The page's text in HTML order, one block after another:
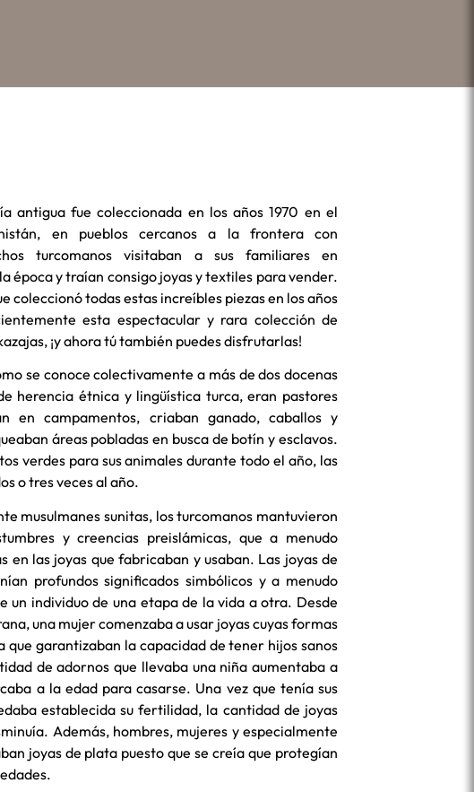
antigua fue coleccionada en los años 1970 en el
en pueblos cercanos a la frontera con
turcomanos visitaban a sus familiares en
época y traían consigo joyas y textiles para vender.
coleccionó todas estas increíbles piezas en los años
esta espectacular y rara colección de
¡y ahora tú también puedes disfrutarlas!
se conoce colectivamente a más de dos docenas
herencia étnica y lingüística turca, eran pastores
en campamentos, criaban ganado, caballos y
áreas pobladas en busca de botín y esclavos.
verdes para sus animales durante todo el año, las
o tres veces al año.
musulmanes sunitas, los turcomanos mantuvieron
y creencias preislámicas, que a menudo
en las joyas que fabricaban y usaban. Las joyas de
profundos significados simbólicos y a menudo
un individuo de una etapa de la vida a otra. Desde
una mujer comenzaba a usar joyas cuyas formas
que garantizaban la capacidad de tener hijos sanos
de adornos que llevaba una niña aumentaba a
a la edad para casarse. Una vez que tenía sus
establecida su fertilidad, la cantidad de joyas
Además, hombres, mujeres y especialmente
joyas de plata puesto que se creía que protegían